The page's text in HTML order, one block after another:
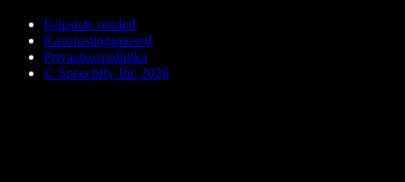
Küpsiste seaded
Kasutustingimused
Privaatsuspoliitika
© Speechify Inc 2026